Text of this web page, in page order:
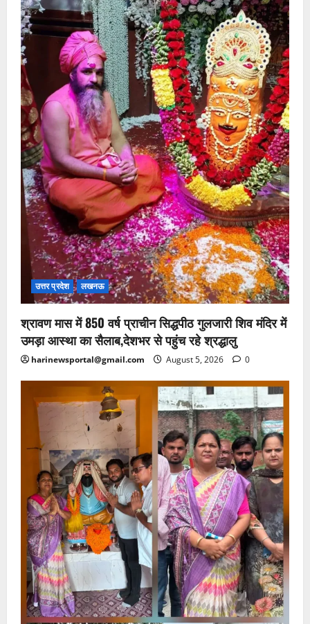
उत्तर प्रदेश लखनऊ
श्रावण मास में 850 वर्ष प्राचीन सिद्धपीठ गुलजारी शिव मंदिर में
उमड़ा आस्था का सैलाब,देशभर से पहुंच रहे श्रद्धालु
harinewsportal@gmail.com August 5, 2026 0